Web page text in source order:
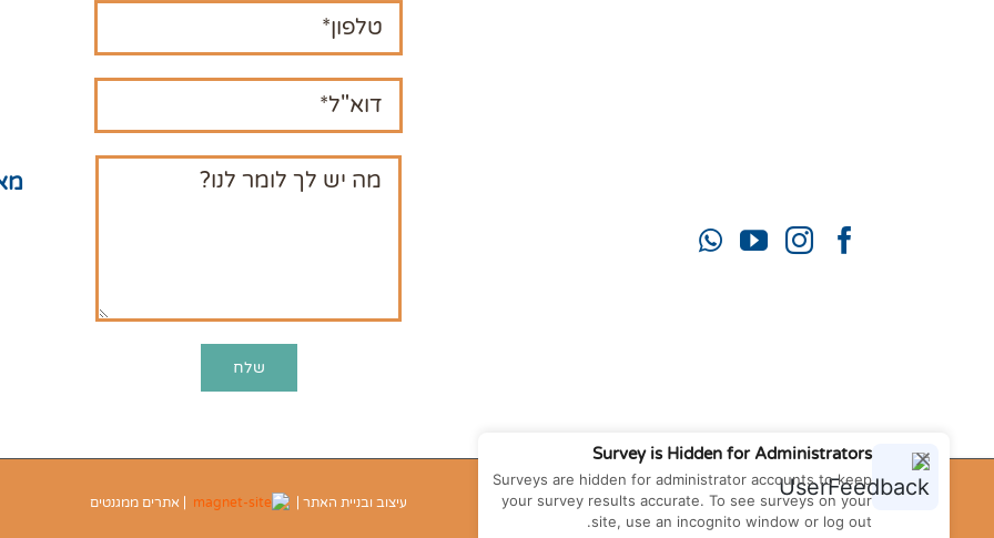
עיצוב ובניית האתר | | אתרים ממגנטים
Survey is Hidden for Administrators
Surveys are hidden for administrator accounts to keep
your survey results accurate. To see surveys on your
site, use an incognito window or log out.